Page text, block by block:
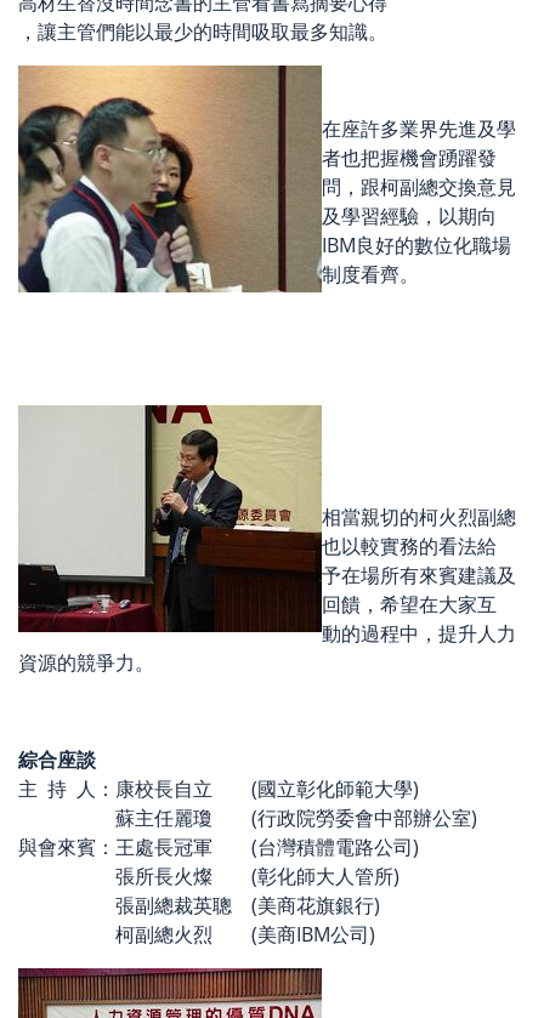
，讓主管們能以最少的時間吸取最多知識。
在座許多業界先進及學
者也把握機會踴躍發
問，跟柯副總交換意見
及學習經驗，以期向
IBM良好的數位化職場
制度看齊。
相當親切的柯火烈副總
也以較實務的看法給
予在場所有來賓建議及
回饋，希望在大家互
動的過程中，提升人力
資源的競爭力。
綜合座談
主 持 人：康校長自立 (國立彰化師範大學)
蘇主任麗瓊 (行政院勞委會中部辦公室)
與會來賓：王處長冠軍 (台灣積體電路公司)
張所長火燦 (彰化師大人管所)
張副總裁英聰 (美商花旗銀行)
柯副總火烈 (美商IBM公司)